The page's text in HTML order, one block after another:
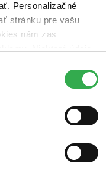
Personalizačné
stránku pre vašu
nám zas
cookies. Ďakujeme!